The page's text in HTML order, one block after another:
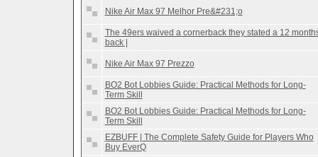
Nike Air Max 97 Melhor Pre&#231;o
The 49ers waived a cornerback they stated a 12
back |
Nike Air Max 97 Prezzo
BO2 Bot Lobbies Guide: Practical Methods for Long-
Term Skill
BO2 Bot Lobbies Guide: Practical Methods for Long-
Term Skill
EZBUFF | The Complete Safety Guide for Players Who
Buy EverQ